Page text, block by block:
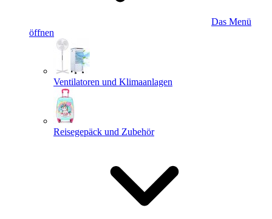
Das Menü
öffnen
Ventilatoren und Klimaanlagen
Reisegepäck und Zubehör